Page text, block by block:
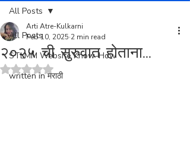
All Posts
STLMM Website Know-How
written in मराठी
All Posts
२०२५ ची सुरुवात होताना...
Arti Atre-Kulkarni
Feb 10, 2025 2 min read
Rated NaN out of 5 stars.